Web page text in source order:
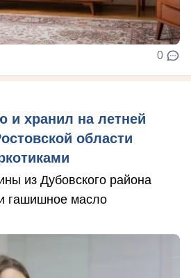
0
и хранил на летней
области
из Дубовского района
гашишное масло